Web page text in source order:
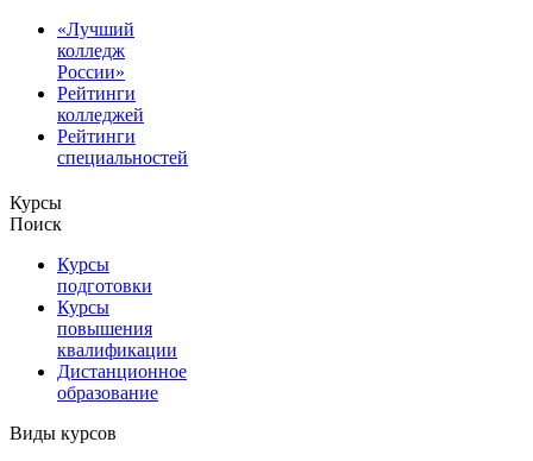
«Лучший
колледж
России»
Рейтинги
колледжей
Рейтинги
специальностей
Курсы
Поиск
Курсы
подготовки
Курсы
повышения
квалификации
Дистанционное
образование
Виды курсов